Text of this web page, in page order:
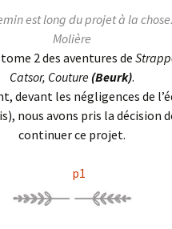
est long du projet à la chose.
Molière
2 des aventures de
Catsor, Couture (Beurk).
devant les négligences de
nous avons pris la décision
continuer ce projet.